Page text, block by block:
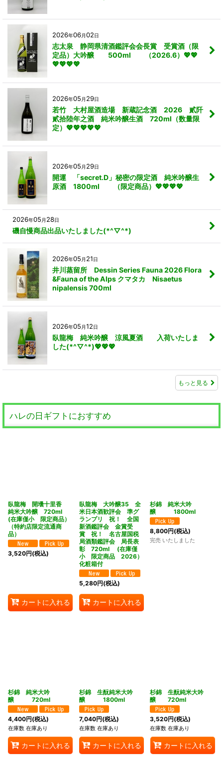
2026年06月02日
志太泉 静岡県清酒鑑評会会長賞 受賞酒（限
定品）大吟醸 500ml （2026.6）💖💖
💖💖💖💖
2026年05 月 29日
若竹 大村屋酒造場 新蔵記念酒 2026 貳阡
貳拾陸年之酒 純米吟醸生酒 720ml（数量限
定）💖💖💖💖💖
2026年05 月 29日
開運 「secret.D」秘密の限定酒 純米吟醸生
原酒 1800ml （限定商品）💖💖💖💖
2026年05 月 28日
磯自慢商品出品いたしました(*^▽^*)
2026年05 月 21日
井川蒸留所 Dessin Series Fauna 2026 Flora
&Fauna of the Alps クマタカ Nisaetus
nipalensis 700ml
2026年05 月12日
臥龍梅 純米吟醸 涼風夏酒 入荷いたしま
した(*^▽^*)💖💖💖
もっと見る
ハレの日ギフトにおすすめ
臥龍梅 開壜十里香
純米大吟醸 720ml
(在庫僅小 限定商品）
（特約店限定流通商
品）
3,520円(税込)
カートに入れる
臥龍梅 大吟醸35 全
米日本酒歓評会 準グ
ランプリ 祝！ 全国
新酒鑑評会 金賞受
賞 祝！ 名古屋国税
局酒類鑑評会 局長表
彰 720ml (在庫僅
小 限定商品 2026）
化粧箱付
5,280円(税込)
カートに入れる
杉錦 純米大吟
醸 1800ml
8,800円(税込)
完売 いたしました
杉錦 純米大吟
醸 720ml
4,400円(税込)
在庫数 在庫あり
カートに入れる
杉錦 生酛純米大吟
醸 1800ml
7,040円(税込)
在庫数 在庫あり
カートに入れる
杉錦 生酛純米大吟
醸 720ml
3,520円(税込)
在庫数 在庫あり
カートに入れる